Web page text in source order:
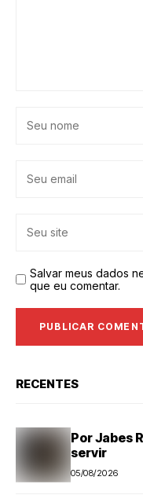
Salvar meus dados
que eu comentar.
RECENTES
Por Jabes
servir
05/08/2026